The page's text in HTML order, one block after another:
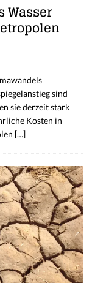
Wasser
sind
sie derzeit stark
Kosten in
[…]